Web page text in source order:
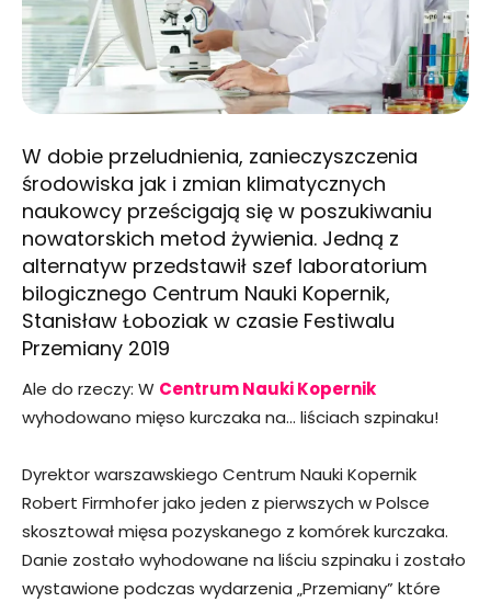
W dobie przeludnienia, zanieczyszczenia
środowiska jak i zmian klimatycznych
naukowcy prześcigają się w poszukiwaniu
nowatorskich metod żywienia. Jedną z
alternatyw przedstawił szef laboratorium
bilogicznego Centrum Nauki Kopernik,
Stanisław Łoboziak w czasie Festiwalu
Przemiany 2019
Ale do rzeczy: W Centrum Nauki Kopernik
wyhodowano mięso kurczaka na… liściach szpinaku!
Dyrektor warszawskiego Centrum Nauki Kopernik
Robert Firmhofer jako jeden z pierwszych w Polsce
skosztował mięsa pozyskanego z komórek kurczaka.
Danie zostało wyhodowane na liściu szpinaku i zostało
wystawione podczas wydarzenia „Przemiany” które